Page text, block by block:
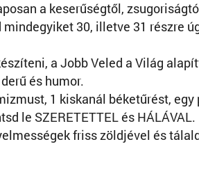
a keserűségtől,
30, illetve 31 részre
a Jobb Veled a Világ
és humor.
1 kiskanál béketűrést,
le SZERETETTEL és HÁLÁVAL.
friss zöldjével és